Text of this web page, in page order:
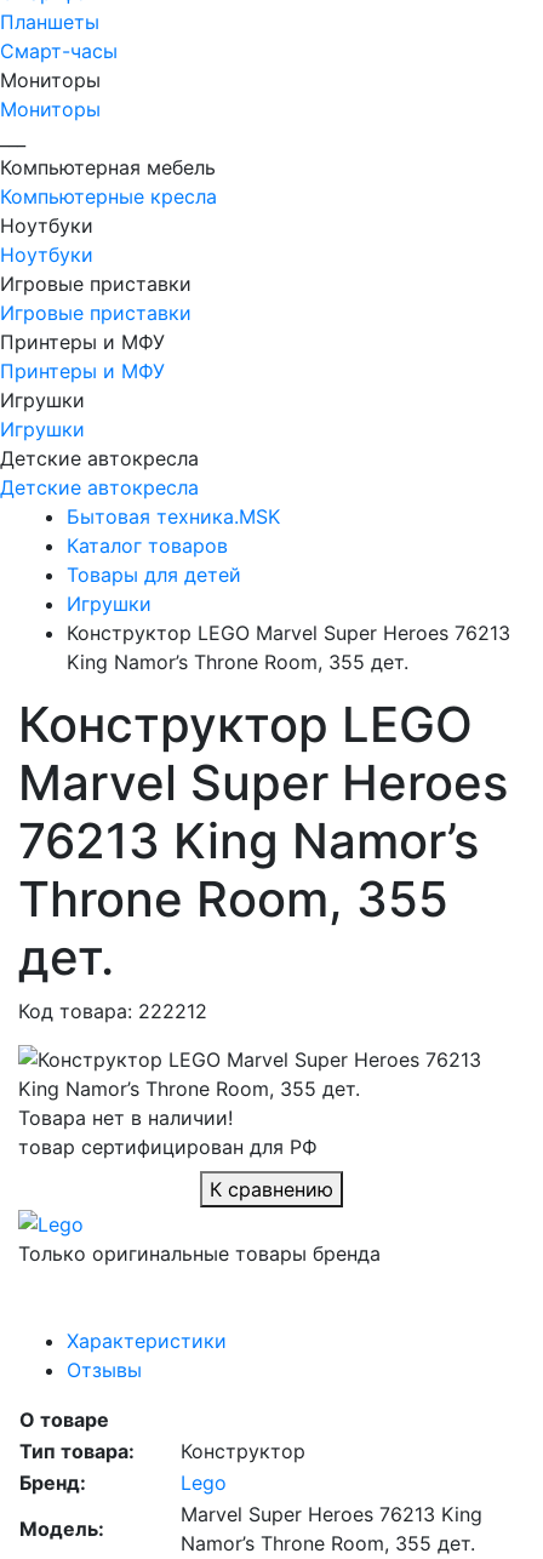
Планшеты
Смарт-часы
Мониторы
Мониторы
Компьютерная мебель
Компьютерные кресла
Ноутбуки
Ноутбуки
Игровые приставки
Игровые приставки
Принтеры и МФУ
Принтеры и МФУ
Игрушки
Игрушки
Детские автокресла
Детские автокресла
Бытовая техника.MSK
Каталог товаров
Товары для детей
Игрушки
Конструктор LEGO Marvel Super Heroes 76213
King Namor’s Throne Room, 355 дет.
Конструктор LEGO
Marvel Super Heroes
76213 King Namor’s
Throne Room, 355
дет.
Код товара: 222212
Товара нет в наличии!
товар сертифицирован для РФ
К сравнению
Только оригинальные товары бренда
Характеристики
Отзывы
О товаре
Тип товара:
Конструктор
Бренд:
Lego
Модель:
Marvel Super Heroes 76213 King
Namor’s Throne Room, 355 дет.